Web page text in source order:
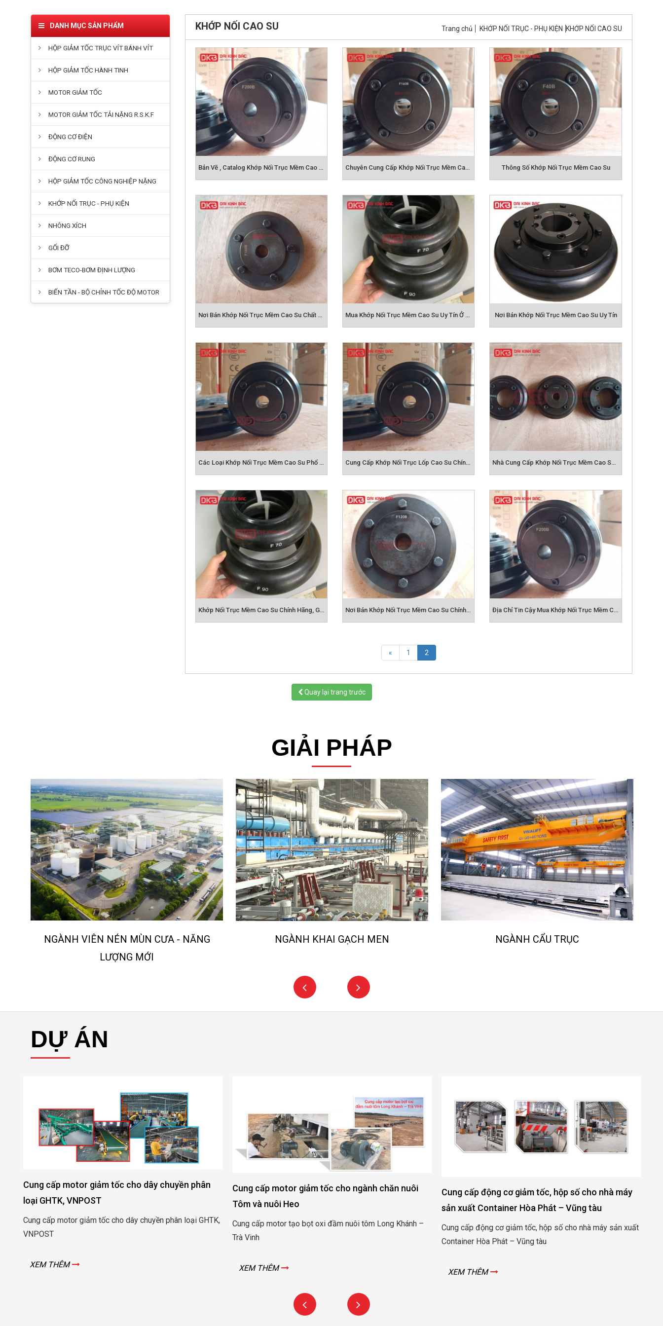
DANH MỤC SẢN PHẨM
HỘP GIẢM TỐC TRỤC VÍT BÁNH VÍT
HỘP GIẢM TỐC HÀNH TINH
MOTOR GIẢM TỐC
MOTOR GIẢM TỐC TẢI NẶNG R.S.K.F
ĐỘNG CƠ ĐIỆN
ĐỘNG CƠ RUNG
HỘP GIẢM TỐC CÔNG NGHIỆP NẶNG
KHỚP NỐI TRỤC - PHỤ KIỆN
NHÔNG XÍCH
GỐI ĐỠ
BƠM TECO-BƠM ĐỊNH LƯỢNG
BIẾN TẦN - BỘ CHỈNH TỐC ĐỘ MOTOR
KHỚP NỐI CAO SU Trang chủ KHỚP NỐI TRỤC - PHỤ KIỆN KHỚP NỐI CAO SU
Bản Vẽ , Catalog Khớp Nối Trục Mềm Cao Su Chuyên Cung Cấp Khớp Nối Trục Mềm Cao Su Giảm Chấn Thông Số Khớp Nối Trục Mềm Cao Su
Nơi Bán Khớp Nối Trục Mềm Cao Su Chất Lượng Mua Khớp Nối Trục Mềm Cao Su Uy Tín Ở Đâu? Nơi Bán Khớp Nối Trục Mềm Cao Su Uy Tín
Cung Cấp Khớp Nối Trục Lốp Cao Su Chính Hãng
Khớp Nối Trục Mềm Cao Su Chính Hãng, Giá Tốt Nơi Bán Khớp Nối Trục Mềm Cao Su Chính Hãng
« 1 2(current)
Quay lại trang trước
GIẢI PHÁP
NGÀNH KHAI GẠCH MEN NGÀNH CẨU TRỤC NGÀNH NGHIỀN ĐÁ, CÁT NHÂN TẠO
DỰ ÁN
Cung cấp motor giảm tốc cho ngành chăn nuôi
Tôm và nuôi Heo
Cung cấp motor tạo bọt oxi đầm nuôi tôm Long Khánh –
Trà Vinh
XEM THÊM
Cung cấp động cơ giảm tốc, hộp số cho nhà máy
sản xuất Container Hòa Phát – Vũng tàu
Cung cấp động cơ giảm tốc, hộp số cho nhà máy sản xuất
Container Hòa Phát – Vũng tàu
XEM THÊM
Động cơ, hộp số nâng hạ cửa đập thủy lợi Rào Nam
– Quảng Bình
Động cơ, hộp số nâng hạ cửa đập thủy lợi Rào Nam –
Quảng Bình
XEM THÊM